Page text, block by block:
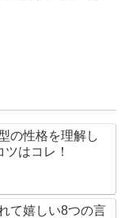
の性格を理解し
はコレ！
て嬉しい8つの言